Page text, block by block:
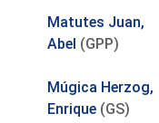
Matutes Juan,
Abel (GPP)
Múgica Herzog,
Enrique (GS)